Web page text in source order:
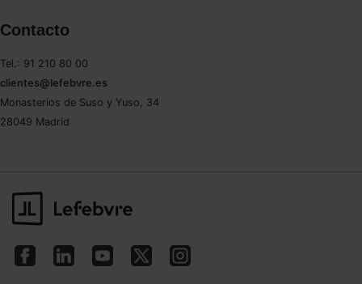
Contacto
Tel.: 91 210 80 00
clientes@lefebvre.es
Monasterios de Suso y Yuso, 34
28049 Madrid